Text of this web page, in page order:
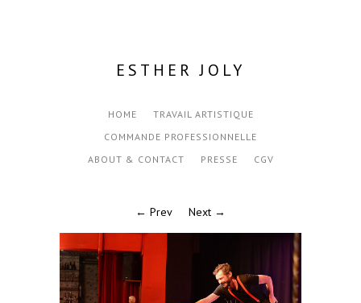
ESTHER JOLY
HOME
TRAVAIL ARTISTIQUE
COMMANDE PROFESSIONNELLE
ABOUT & CONTACT
PRESSE CGV
← Prev Next →